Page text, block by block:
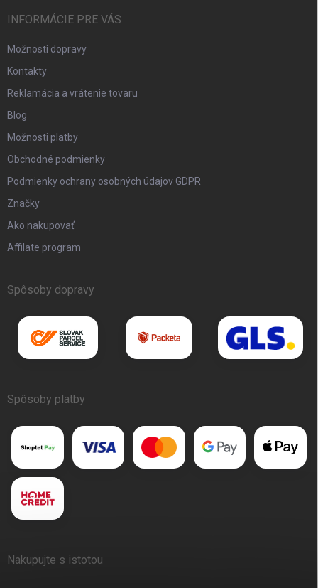
INFORMÁCIE PRE VÁS
Možnosti dopravy
Kontakty
Reklamácia a vrátenie tovaru
Blog
Možnosti platby
Obchodné podmienky
Podmienky ochrany osobných údajov GDPR
Značky
Ako nakupovať
Affilate program
Spôsoby dopravy
Spôsoby platby
Nakupujte s istotou